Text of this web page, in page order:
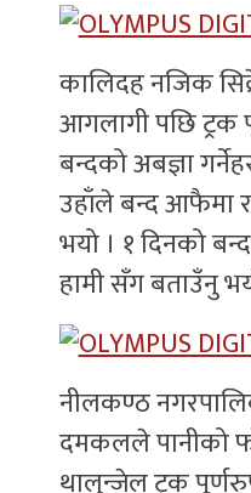
कालिदह नजिक
आगलागी पछि ट्रक
बन्दको अबज्ञा
उहाँले बन्द आफैमा
भयो । १ दिनको
हामी सँग बताउँनु
नीलकण्ठ
दमकलले पानीको
थालुन्जेल ट्रक